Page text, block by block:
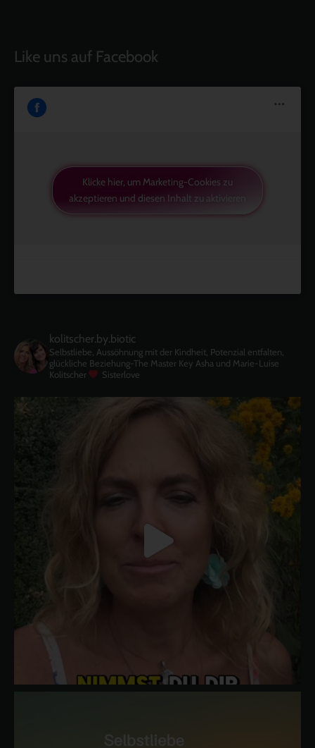
Like uns auf Facebook
Klicke hier, um Marketing-Cookies zu
akzeptieren und diesen Inhalt zu aktivieren
kolitscher.by.biotic
Selbstliebe, Aussöhnung mit der Kindheit, Potenzial entfalten,
glückliche Beziehung-The Master Key Asha und Marie-Luise
Kolitscher
Sisterlove